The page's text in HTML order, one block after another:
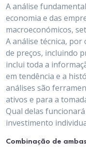
A análise
economia e das
macroeconómicos,
A análise técnica,
de preços, incluindo
inclui toda a
em tendência e a
análises são
ativos e para a
Qual delas
investimento
Combinação de